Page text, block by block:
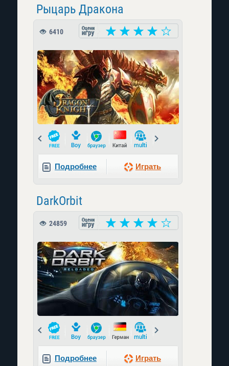
Рыцарь Дракона
6410
Prev
Подробнее Играть
DarkOrbit
24859
Prev
Подробнее Играть